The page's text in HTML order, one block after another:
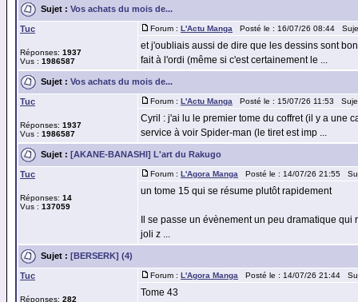
Sujet : Vos achats du mois de...
Tuc
Réponses: 1937
Vus : 1986587
Forum : L'Actu Manga Posté le : 16/07/26 08:44
et j'oubliais aussi de dire que les dessins sont
fait à l'ordi (même si c'est certainement le ...
Sujet : Vos achats du mois de...
Tuc
Réponses: 1937
Vus : 1986587
Forum : L'Actu Manga Posté le : 15/07/26 11:53
Cyril : j'ai lu le premier tome du coffret (il y a une
service à voir Spider-man (le tiret est imp ...
Sujet : [AKANE-BANASHI] L'art du Rakugo
Tuc
Réponses: 14
Vus : 137059
Forum : L'Agora Manga Posté le : 14/07/26 21:55
un tome 15 qui se résume plutôt rapidement
Il se passe un évènement un peu dramatique
joli z ...
Sujet : [BERSERK] (4)
Tuc
Réponses: 282
Forum : L'Agora Manga Posté le : 14/07/26 21:44
Tome 43